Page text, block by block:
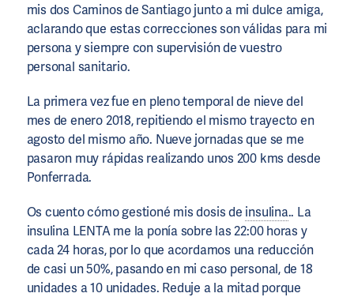
mis dos Caminos de Santiago junto a mi dulce amiga,
aclarando que estas correcciones son válidas para mi
persona y siempre con supervisión de vuestro
personal sanitario.
La primera vez fue en pleno temporal de nieve del
mes de enero 2018, repitiendo el mismo trayecto en
agosto del mismo año. Nueve jornadas que se me
pasaron muy rápidas realizando unos 200 kms desde
Ponferrada.
Os cuento cómo gestioné mis dosis de insulina.. La
insulina LENTA me la ponía sobre las 22:00 horas y
cada 24 horas, por lo que acordamos una reducción
de casi un 50%, pasando en mi caso personal, de 18
unidades a 10 unidades. Reduje a la mitad porque